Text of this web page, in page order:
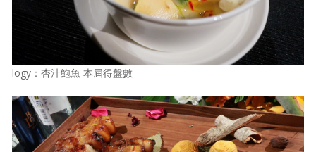
logy：杏汁鮑魚 本屆得盤數